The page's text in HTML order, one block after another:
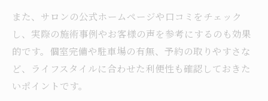
生駒市の美容室で人気の髪質改善コースと
は
本格トリートメントを堪能する新しい選択肢
美容室で本格トリートメントを選ぶべき理
また、サロンの公式ホームページや口コミをチェック
し、実際の施術事例やお客様の声を参考にするのも効果
的です。個室完備や駐車場の有無、予約の取りやすさな
ど、ライフスタイルに合わせた利便性も確認しておきた
いポイントです。